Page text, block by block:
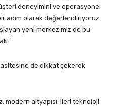
deneyimini ve operasyonel
adım olarak değerlendiriyoruz.
yeni merkezimiz de bu
de dikkat çekerek
modern altyapısı, ileri teknoloji